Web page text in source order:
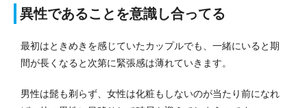
異性であることを意識し合ってる
最初はときめきを感じていたカップルでも、一緒にいると期
間が長くなると次第に緊張感は薄れていきます。
男性は髭も剃らず、女性は化粧もしないのが当たり前になれ